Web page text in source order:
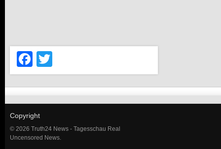
Facebook
Copyright
© 2026 Truth24 News - Tagesschau Real
Uncensored News.